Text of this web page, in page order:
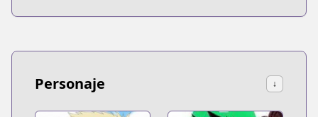
Personaje ↓